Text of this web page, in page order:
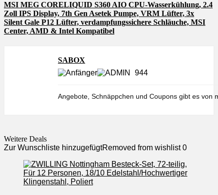
MSI MEG CORELIQUID S360 AIO CPU-Wasserkühlung, 2.4
Zoll IPS Display, 7th Gen Asetek Pumpe, VRM Lüfter, 3x
Silent Gale P12 Lüfter, verdampfungssichere Schläuche, MSI
Center, AMD & Intel Kompatibel
SABOX
944
Angebote, Schnäppchen und Coupons gibt es von
Weitere Deals
Zur Wunschliste hinzugefügtRemoved from wishlist 0